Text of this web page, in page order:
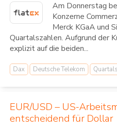
Am Donnerstag
Konzerne
Merck KGaA und
Quartalszahlen. Aufgrund der
explizit auf die beiden...
Dax Deutsche Telekom
EUR/USD – US-
entscheidend für Dollar